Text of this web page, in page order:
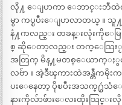
လို႔ ေျပာကာ ေဘာင္းဘီထဲက
မွာ ကပ္ၿပီးေျပာလာတယ္ ။ သူ
နံ႔ကလည္း တခန္းလုံးကိုေ
စ္ ဆိုေတာ့လည္း တက္ေသြးႂက
အတြက္ မိန္႔မတစ္ေယာက္ႏွ
လဗ်ာ ။ အဲ့ဒီၾကားထဲအန္တီကမိုး
ပးေနေတာ့ ပိုၿပီးအသက္႐ွဴသံေ
နားကိုလ်ာဖ်ားေလးထိုးသြင္း